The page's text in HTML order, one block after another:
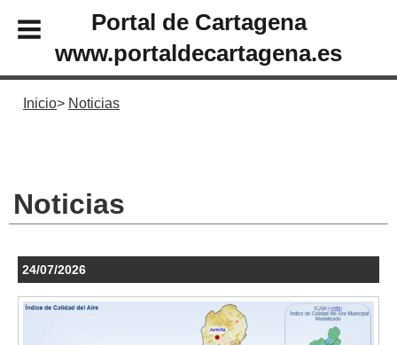
Portal de Cartagena
www.portaldecartagena.es
Inicio Noticias
Noticias
24/07/2026